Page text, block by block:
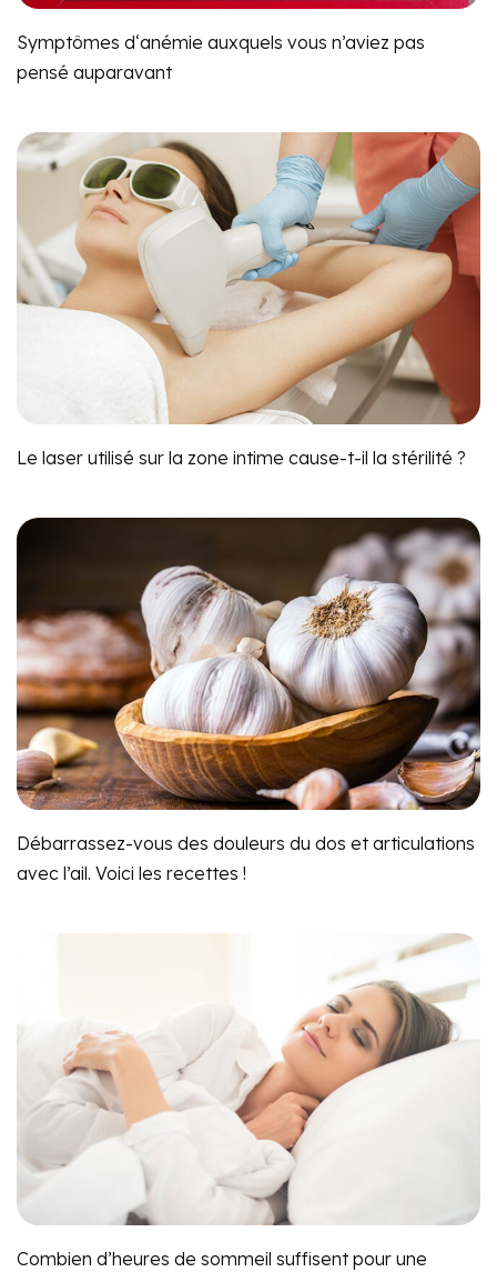
Symptômes d‘anémie auxquels vous n’aviez pas
pensé auparavant
Le laser utilisé sur la zone intime cause-t-il la stérilité ?
Débarrassez-vous des douleurs du dos et articulations
avec l’ail. Voici les recettes !
Combien d’heures de sommeil suffisent pour une